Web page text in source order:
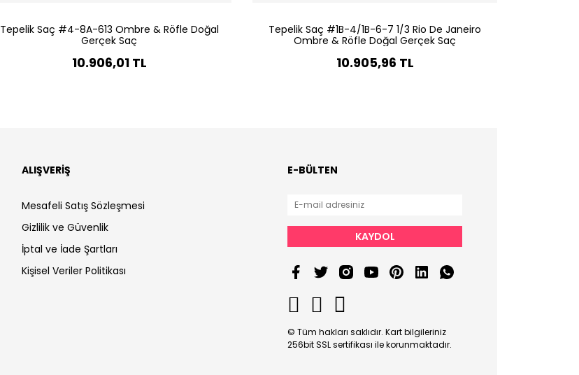
Tepelik Saç #4-8A-613 Ombre & Röfle Doğal
Gerçek Saç
10.906,01 TL
Tepelik Saç #1B-4/1B-6-7 1/3 Rio De Janeiro
Ombre & Röfle Doğal Gerçek Saç
10.905,96 TL
ALIŞVERİŞ
Mesafeli Satış Sözleşmesi
Gizlilik ve Güvenlik
İptal ve İade Şartları
Kişisel Veriler Politikası
E-BÜLTEN
KAYDOL
© Tüm hakları saklıdır. Kart bilgileriniz
256bit SSL sertifikası ile korunmaktadır.